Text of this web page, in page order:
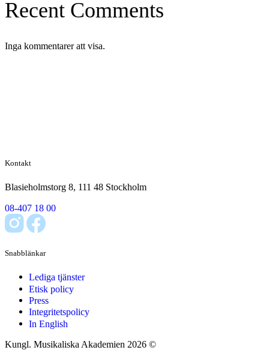
Recent Comments
Inga kommentarer att visa.
Kontakt
Blasieholmstorg 8, 111 48 Stockholm
08-407 18 00
Snabblänkar
Lediga tjänster
Etisk policy
Press
Integritetspolicy
In English
Kungl. Musikaliska Akademien 2026 ©